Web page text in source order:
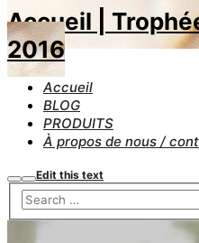
Accueil |
2016
Accueil
BLOG
PRODUITS
À propos de nous /
Search
Main
menu
Edit this text